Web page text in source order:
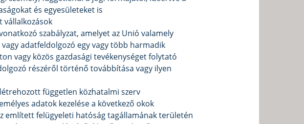
és egyesületeket is
vállalkozások
szabályzat, amelyet az Unió valamely
adatfeldolgozó egy vagy több harmadik
vagy közös gazdasági tevékenységet folytató
részéről történő továbbítása vagy ilyen
független közhatalmi szerv
adatok kezelése a következő okok
említett felügyeleti hatóság tagállamának területén